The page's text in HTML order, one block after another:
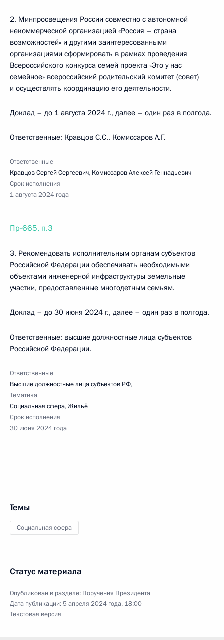
2. Минпросвещения России совместно с автономной
некоммерческой организацией «Россия – страна
возможностей» и другими заинтересованными
организациями сформировать в рамках проведения
Всероссийского конкурса семей проекта «Это у нас
семейное» всероссийский родительский комитет (совет)
и осуществлять координацию его деятельности.
Доклад – до 1 августа 2024 г., далее – один раз в полгода.
Ответственные: Кравцов С.С., Комиссаров А.Г.
Ответственные
Кравцов Сергей Сергеевич, Комиссаров Алексей Геннадьевич
Срок исполнения
1 августа 2024 года
Пр-665, п.3
3. Рекомендовать исполнительным органам субъектов
Российской Федерации обеспечивать необходимыми
объектами инженерной инфраструктуры земельные
участки, предоставленные многодетным семьям.
Доклад – до 30 июня 2024 г., далее – один раз в полгода.
Ответственные: высшие должностные лица субъектов
Российской Федерации.
Ответственные
Высшие должностные лица субъектов РФ,
Тематика
Социальная сфера,Жильё
Срок исполнения
30 июня 2024 года
Темы
Социальная сфера
Статус материала
Опубликован в разделе: Поручения Президента
Дата публикации:5 апреля 2024 года, 18:00
Текстовая версия